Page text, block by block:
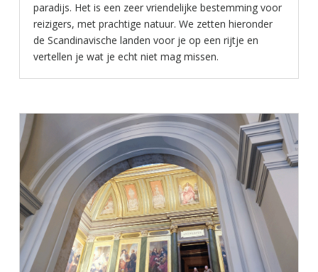
paradijs. Het is een zeer vriendelijke bestemming voor
reizigers, met prachtige natuur. We zetten hieronder
de Scandinavische landen voor je op een rijtje en
vertellen je wat je echt niet mag missen.